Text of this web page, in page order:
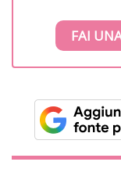
FAI